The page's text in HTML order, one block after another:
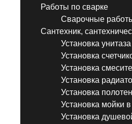
Работы по сварке
Сварочные
Сантехник,
Установка
Установка
Установка
Установка
Установка
Установка мойки
Установка